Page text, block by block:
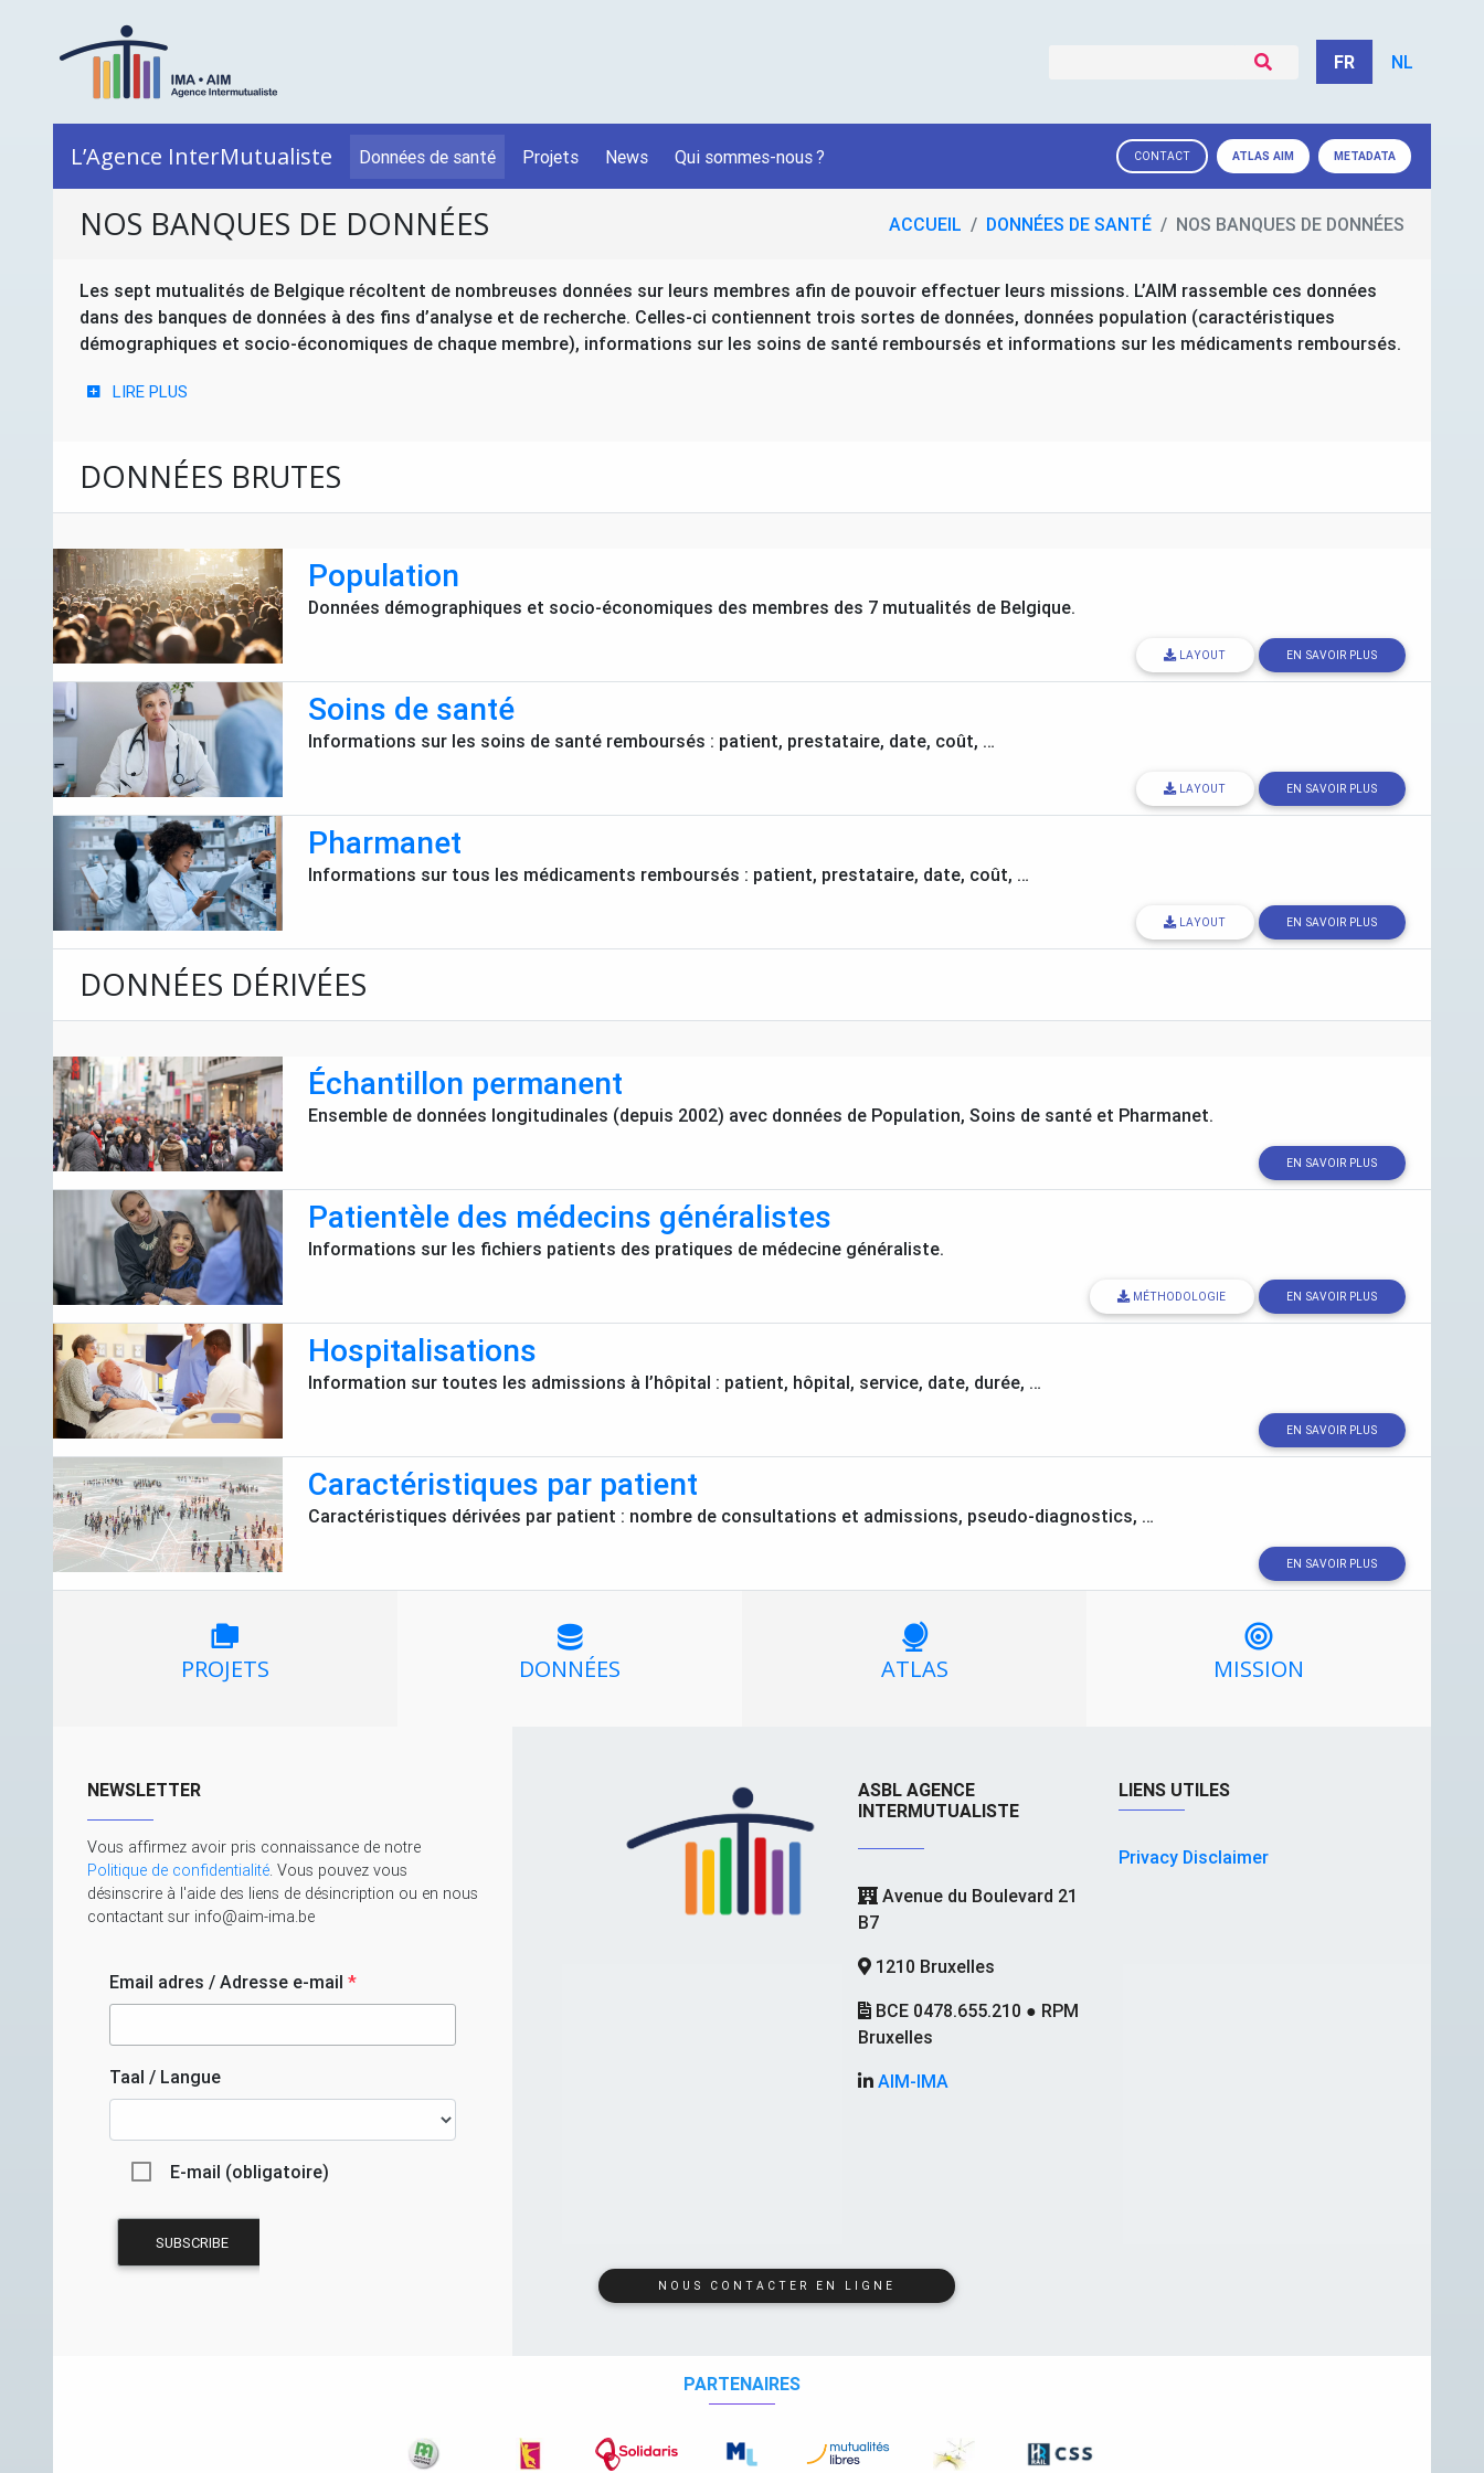
FR NL
L’Agence InterMutualiste Données de santé Projets News Qui sommes-nous? CONTACT ATLAS AIM METADATA
NOS BANQUES DE DONNÉES ACCUEIL DONNÉES DE SANTÉ NOS BANQUES DE DONNÉES
Les sept mutualités de Belgique récoltent de nombreuses données sur leurs membres afin de pouvoir effectuer leurs missions. L’AIM rassemble ces données
dans des banques de données à des fins d’analyse et de recherche. Celles-ci contiennent trois sortes de données, données population (caractéristiques
démographiques et socio-économiques de chaque membre), informations sur les soins de santé remboursés et informations sur les médicaments remboursés.
LIRE PLUS
DONNÉES BRUTES
Population
Données démographiques et socio-économiques des membres des 7 mutualités de Belgique.
LAYOUT EN SAVOIR PLUS
Soins de santé
Informations sur les soins de santé remboursés : patient, prestataire, date, coût, …
LAYOUT EN SAVOIR PLUS
Pharmanet
Informations sur tous les médicaments remboursés : patient, prestataire, date, coût, …
LAYOUT EN SAVOIR PLUS
DONNÉES DÉRIVÉES
Échantillon permanent
Ensemble de données longitudinales (depuis 2002) avec données de Population, Soins de santé et Pharmanet.
EN SAVOIR PLUS
Patientèle des médecins généralistes
Informations sur les fichiers patients des pratiques de médecine généraliste.
MÉTHODOLOGIE EN SAVOIR PLUS
Hospitalisations
Information sur toutes les admissions à l’hôpital : patient, hôpital, service, date, durée, …
EN SAVOIR PLUS
Caractéristiques par patient
Caractéristiques dérivées par patient : nombre de consultations et admissions, pseudo-diagnostics, …
EN SAVOIR PLUS
PROJETS DONNÉES ATLAS MISSION
NEWSLETTER
Vous affirmez avoir pris connaissance de notre
Politique de confidentialité. Vous pouvez vous
désinscrire à l'aide des liens de désincription ou en nous
contactant sur info@aim-ima.be
Email adres / Adresse e-mail *
Taal / Langue
E-mail (obligatoire)
ASBL AGENCE
INTERMUTUALISTE
Avenue du Boulevard 21
B7
1210 Bruxelles
BCE 0478.655.210 ● RPM
Bruxelles
AIM-IMA
LIENS UTILES
Privacy Disclaimer
NOUS CONTACTER EN LIGNE
PARTENAIRES